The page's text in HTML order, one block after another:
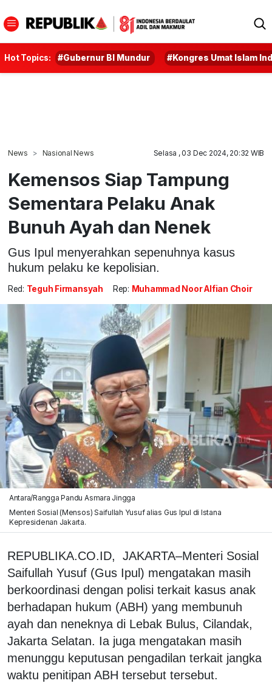
Hot Topics: #Gubernur BI Mundur #Kongres Umat Islam
News Nasional News Selasa , 03 Dec 2024, 20:32 WIB
Kemensos Siap Tampung
Sementara Pelaku Anak
Bunuh Ayah dan Nenek
Gus Ipul menyerahkan sepenuhnya kasus
hukum pelaku ke kepolisian.
Red: Teguh Firmansyah Rep: Muhammad Noor Alfian Choir
Antara/Rangga Pandu Asmara Jingga
Menteri Sosial (Mensos) Saifullah Yusuf alias Gus Ipul di Istana
Kepresidenan Jakarta.
REPUBLIKA.CO.ID, JAKARTA–Menteri Sosial
Saifullah Yusuf (Gus Ipul) mengatakan masih
berkoordinasi dengan polisi terkait kasus anak
berhadapan hukum (ABH) yang membunuh
ayah dan neneknya di Lebak Bulus, Cilandak,
Jakarta Selatan. Ia juga mengatakan masih
menunggu keputusan pengadilan terkait jangka
waktu penitipan ABH tersebut tersebut.